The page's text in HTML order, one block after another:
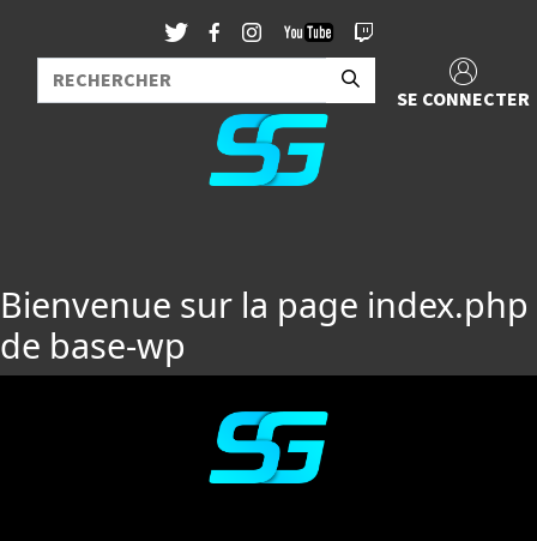
SE CONNECTER
Bienvenue sur la page index.php
de base-wp